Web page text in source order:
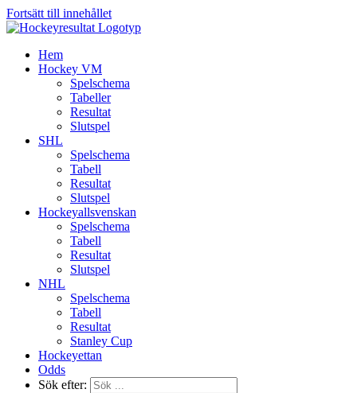
Fortsätt till innehållet
Hem
Hockey VM
Spelschema
Tabeller
Resultat
Slutspel
SHL
Spelschema
Tabell
Resultat
Slutspel
Hockeyallsvenskan
Spelschema
Tabell
Resultat
Slutspel
NHL
Spelschema
Tabell
Resultat
Stanley Cup
Hockeyettan
Odds
Sök efter: